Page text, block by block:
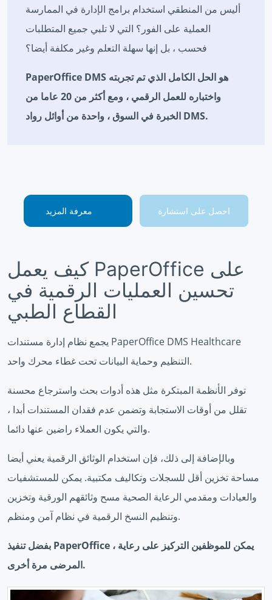
أليس من المنطقي استخدام برامج الإدارة في الممارسة
العملية على الفور؟ التي لا تلبي جميع المتطلبات
فحسب ، بل إنها سهلة التعلم وغير مكلفة أيضا؟
PaperOffice DMS هو الحل الكامل الذي تم تجربته
واختباره للعمل الرقمي ، ومع أكثر من 20 عاما من
الخبرة في السوق ، واحدة من أوائل رواد DMS.
معرفة المزيد احصل على استشارة
كيف يعمل PaperOffice على
تحسين العمليات الرقمية في
القطاع الطبي
يجمع نظام إدارة مستندات PaperOffice DMS Healthcare
التنظيم وحماية البيانات تحت غطاء محرك واحد.
توفر الأنظمة المبتكرة مثل هذه أدوات بحث واسترجاع محسنة
تقلل من أوقات الاستجابة وتضمن عدم فقدان المستندات أبدا ،
والتي يكون العملاء راضين عنها دائما.
وبالإضافة إلى ذلك، فإن استخدام الوثائق الرقمية يعني أيضا
مساحة تخزين أقل للسجلات وتكاليف مكتبية. يمكن للمستشفيات
والعيادات ومقدمي الرعاية الصحية مسح وثائقهم الورقية وتخزين
وتنظيم النسخ الرقمية في نظام آمن ومنظم.
بفضل تنفيذ PaperOffice ، يمكن للموظفين التركيز على رعاية
المرضى مرة أخرى.